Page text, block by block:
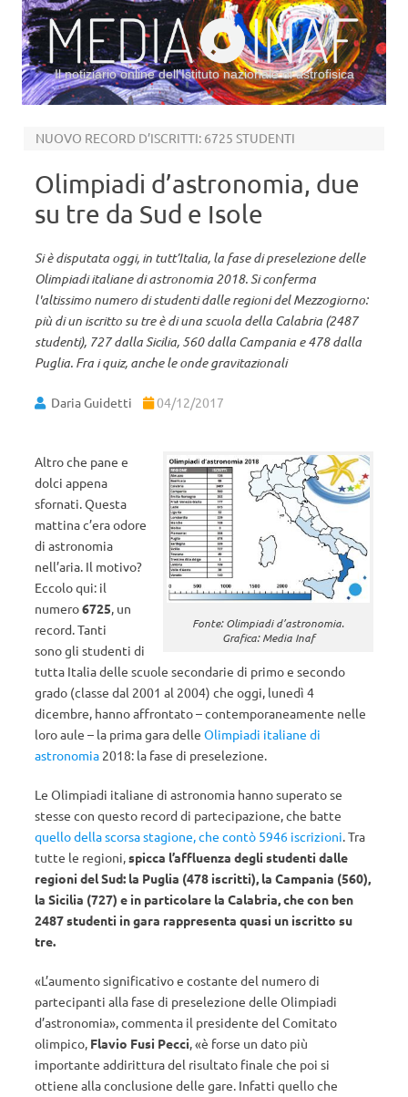
Il notiziario online dell’Istituto nazionale di astrofisica
NUOVO RECORD D’ISCRITTI: 6725 STUDENTI
Olimpiadi d’astronomia, due
su tre da Sud e Isole
Si è disputata oggi, in tutt’Italia, la fase di preselezione delle
Olimpiadi italiane di astronomia 2018. Si conferma
l'altissimo numero di studenti dalle regioni del Mezzogiorno:
più di un iscritto su tre è di una scuola della Calabria (2487
studenti), 727 dalla Sicilia, 560 dalla Campania e 478 dalla
Puglia. Fra i quiz, anche le onde gravitazionali
Daria Guidetti 04/12/2017
Fonte: Olimpiadi d’astronomia.
Grafica: Media Inaf
Altro che pane e
dolci appena
sfornati. Questa
mattina c’era odore
di astronomia
nell’aria. Il motivo?
Eccolo qui: il
numero6725, un
record. Tanti
sono gli studenti di
tutta Italia delle scuole secondarie di primo e secondo
grado (classe dal 2001 al 2004) che oggi, lunedì 4
dicembre, hanno affrontato – contemporaneamente nelle
loro aule – la prima gara delle Olimpiadi italiane di
astronomia 2018: la fase di preselezione.
Le Olimpiadi italiane di astronomia hanno superato se
stesse con questo record di partecipazione, che batte
quello della scorsa stagione, che contò 5946 iscrizioni. Tra
tutte le regioni,spicca l’affluenza degli studenti dalle
regioni del Sud: la Puglia (478 iscritti), la Campania (560),
la Sicilia (727) e in particolare la Calabria, che con ben
2487 studenti in gara rappresenta quasi un iscritto su
tre.
«L’aumento significativo e costante del numero di
partecipanti alla fase di preselezione delle Olimpiadi
d’astronomia», commenta il presidente del Comitato
olimpico, Flavio Fusi Pecci, «è forse un dato più
importante addirittura del risultato finale che poi si
ottiene alla conclusione delle gare. Infatti quello che